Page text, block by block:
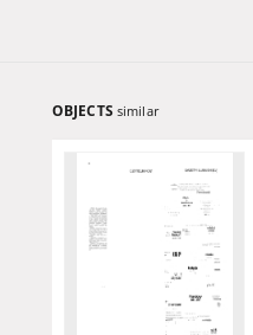
OBJECTS similar